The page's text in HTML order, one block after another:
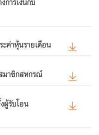
ลง
ทะเบียน
ค่าหุ้นรายเดือน
มาชิกสหกรณ์
ผู้รับโอน